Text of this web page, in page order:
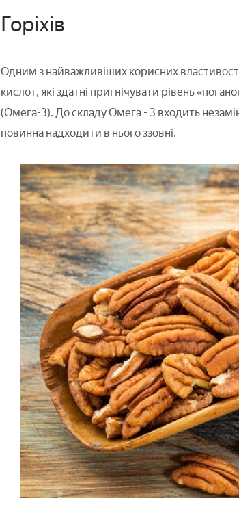
Горіхів
Одним з найважливіших корисних
кислот, які здатні пригнічувати рівень
(Омега-3). До складу Омега - 3 входить
повинна надходити в нього ззовні.